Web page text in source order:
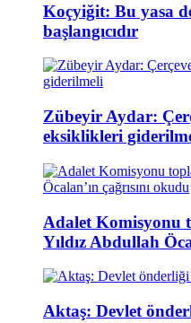
Koçyiğit: Bu yasa
başlangıcıdır
Zübeyir Aydar:
eksiklikleri
Adalet Komisyonu
Yıldız Abdullah
Aktaş: Devlet